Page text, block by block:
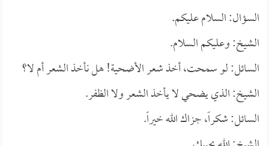
السؤال: السلام عليكم.
الشيخ: وعليكم السلام.
السائل: لو سمحت، أخذ شعر الأضحية! هل نأخذ الشعر أم لا؟
الشيخ: الذي يضحي لا يأخذ الشعر ولا الظفر.
السائل: شكراً، جزاك الله خيراً.